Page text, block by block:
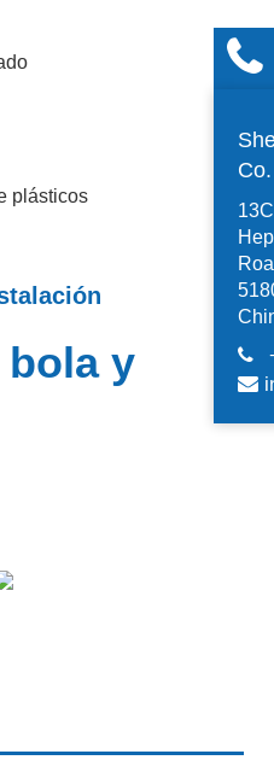
plásticos
y